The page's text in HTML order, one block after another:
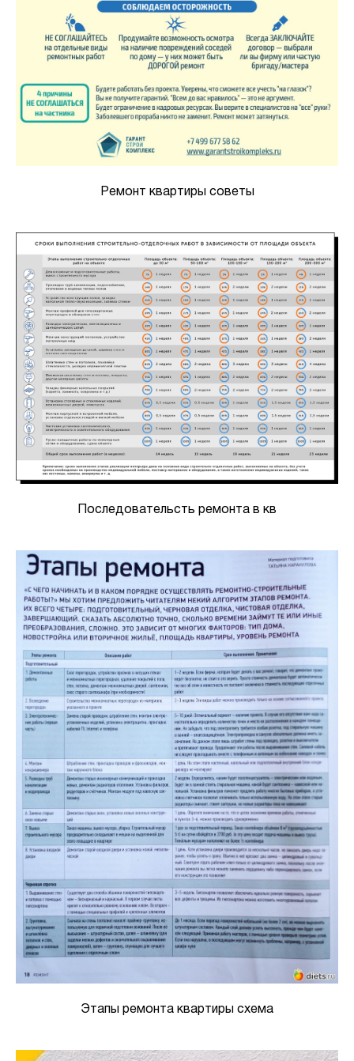
Ремонт квартиры советы
Последовательсть ремонта в кв
Этапы ремонта квартиры схема